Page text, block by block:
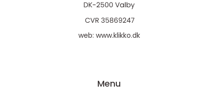
web: www.klikko.dk
Menu